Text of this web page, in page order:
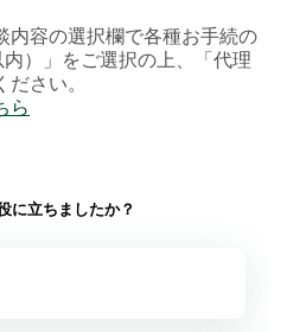
内容の選択欄で各種お手続の
内）」をご選択の上、「代理
ださい。
ら
に立ちましたか？